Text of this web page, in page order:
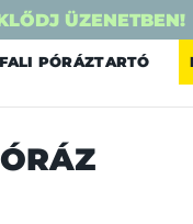
ÜZENETBEN!
FALI PÓRÁZTARTÓ